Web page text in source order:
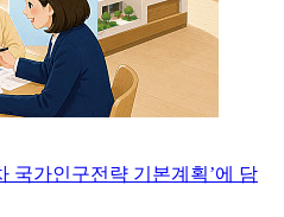
국가인구전략 기본계획’에 담